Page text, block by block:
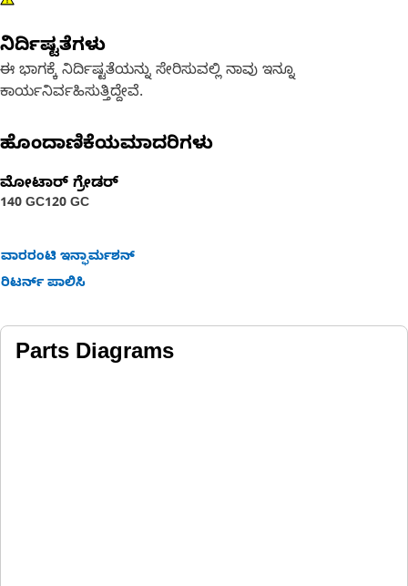
ನಿರ್ದಿಷ್ಟತೆಗಳು
ಈ ಭಾಗಕ್ಕೆ ನಿರ್ದಿಷ್ಟತೆಯನ್ನು ಸೇರಿಸುವಲ್ಲಿ ನಾವು ಇನ್ನೂ
ಕಾರ್ಯನಿರ್ವಹಿಸುತ್ತಿದ್ದೇವೆ.
ಹೊಂದಾಣಿಕೆಯಮಾದರಿಗಳು
ಮೋಟಾರ್ ಗ್ರೇಡರ್
140 GC120 GC
ವಾರರಂಟಿ ಇನ್ಫಾರ್ಮಶನ್
ರಿಟರ್ನ್ ಪಾಲಿಸಿ
Parts Diagrams